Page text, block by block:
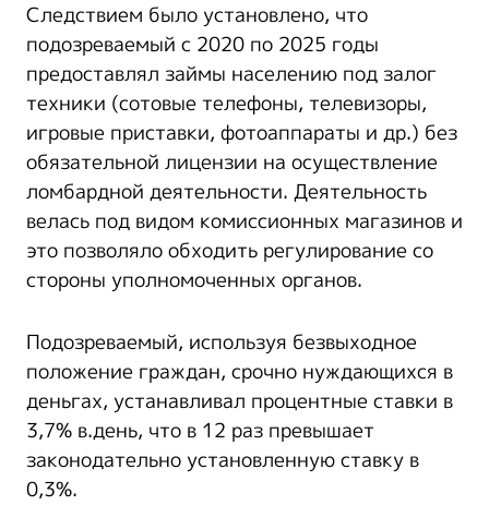
Следствием было установлено, что
подозреваемый с 2020 по 2025 годы
предоставлял займы населению под залог
техники (сотовые телефоны, телевизоры,
игровые приставки, фотоаппараты и др.) без
обязательной лицензии на осуществление
ломбардной деятельности. Деятельность
велась под видом комиссионных магазинов и
это позволяло обходить регулирование со
стороны уполномоченных органов.
Подозреваемый, используя безвыходное
положение граждан, срочно нуждающихся в
деньгах, устанавливал процентные ставки в
3,7% в.день, что в 12 раз превышает
законодательно установленную ставку в
0,3%.